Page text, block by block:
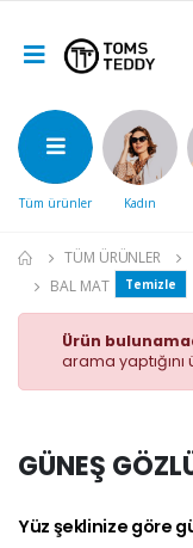
Tüm ürünler Kadın
TÜM ÜRÜNLER
BAL MAT
Temizle
Ürün
arama
GÜNEŞ
Yüz şeklinize göre